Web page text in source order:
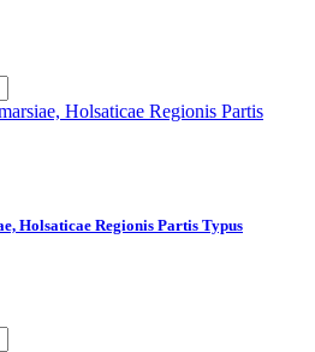
Holsaticae Regionis Partis Typus